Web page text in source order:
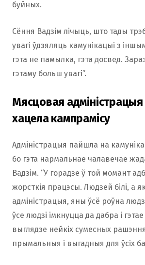
буйных.
Сёння Вадзім лічыць, што тады
увагі ўдзяляць камунікацыі з
гэта не памылка, гэта досвед.
гэтаму больш увагі”.
Мясцовая
хацела кампрамісу
Адміністрацыя пайшла на
бо гэта нармальнае чалавечае
Вадзім. “У горадзе ў той момант
жорсткія працэсы. Людзей білі, а
адміністрацыя, яны ўсё роўна
ўсе людзі імкнуцца да дабра і
выглядзе нейкіх сумесных
прымальныя і выгадныя для ўсіх